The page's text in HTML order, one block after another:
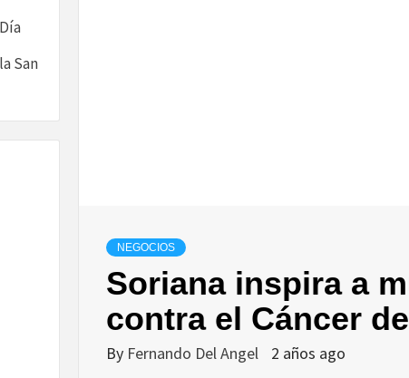
NEGOCIOS
Soriana inspira a
contra el Cáncer
By Fernando Del Angel 2 años ago
San